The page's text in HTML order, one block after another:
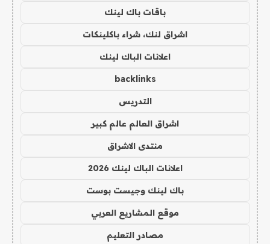
باقات باك لينك
اشراق لنك، شراء باكلينكات
اعلانات الباك لينك
backlinks
التدريس
اشراق العالم عالم كبير
منتدى الاشراق
اعلانات الباك لينك 2026
باك لينك وجيست بوست
موقع المشاريع العربي
مصادر التعليم